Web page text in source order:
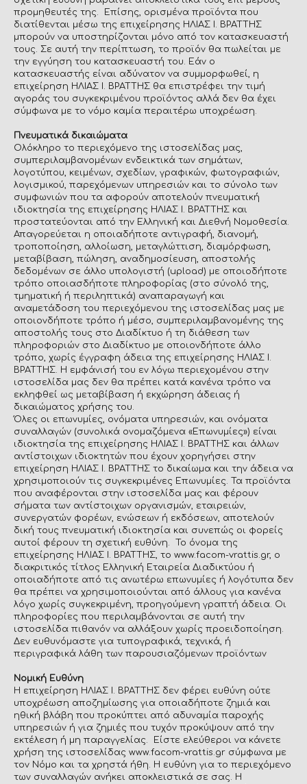
προμηθευτές της. Επίσης, ορισμένα προϊόντα που
διατίθενται μέσω της επιχείρησης ΗΛΙΑΣ Ι. ΒΡΑΤΤΗΣ
μπορούν να υποστηρίζονται μόνο από τον κατασκευαστή
τους. Σε αυτή την περίπτωση, το προϊόν θα πωλείται με
την εγγύηση του κατασκευαστή του. Εάν ο
κατασκευαστής είναι αδύνατον να συμμορφωθεί, η
επιχείρηση ΗΛΙΑΣ Ι. ΒΡΑΤΤΗΣ θα επιστρέφει την τιμή
αγοράς του συγκεκριμένου προϊόντος αλλά δεν θα έχει
σύμφωνα με το νόμο καμία περαιτέρω υποχρέωση.
Πνευματικά δικαιώματα
Ολόκληρο το περιεχόμενο της ιστοσελίδας μας,
συμπεριλαμβανομένων ενδεικτικά των σημάτων,
λογοτύπου, κειμένων, σχεδίων, γραφικών, φωτογραφιών,
λογισμικού, παρεχόμενων υπηρεσιών και το σύνολο των
συμφωνιών που τα αφορούν αποτελούν πνευματική
ιδιοκτησία της επιχείρησης ΗΛΙΑΣ Ι. ΒΡΑΤΤΗΣ και
προστατεύονται από την Ελληνική και Διεθνή Νομοθεσία.
Απαγορεύεται η οποιαδήποτε αντιγραφή, διανομή,
τροποποίηση, αλλοίωση, μεταγλώττιση, διαμόρφωση,
μεταβίβαση, πώληση, αναδημοσίευση, αποστολής
δεδομένων σε άλλο υπολογιστή (upload) με οποιοδήποτε
τρόπο οποιασδήποτε πληροφορίας (στο σύνολό της,
τμηματική ή περιληπτικά) αναπαραγωγή και
αναμετάδοση του περιεχόμενου της ιστοσελίδας μας με
οποιονδήποτε τρόπο ή μέσο, συμπεριλαμβανομένης της
αποστολής τους στο Διαδίκτυο ή τη διάθεση των
πληροφοριών στο Διαδίκτυο με οποιονδήποτε άλλο
τρόπο, χωρίς έγγραφη άδεια της επιχείρησης ΗΛΙΑΣ Ι.
ΒΡΑΤΤΗΣ. Η εμφάνισή του εν λόγω περιεχομένου στην
ιστοσελίδα μας δεν θα πρέπει κατά κανένα τρόπο να
εκληφθεί ως μεταβίβαση ή εκχώρηση άδειας ή
δικαιώματος χρήσης του.
Όλες οι επωνυμίες, ονόματα υπηρεσιών, και ονόματα
συναλλαγών (συνολικά ονομαζόμενα «Επωνυμίες») είναι
ιδιοκτησία της επιχείρησης ΗΛΙΑΣ Ι. ΒΡΑΤΤΗΣ και άλλων
αντίστοιχων ιδιοκτητών που έχουν χορηγήσει στην
επιχείρηση ΗΛΙΑΣ Ι. ΒΡΑΤΤΗΣ το δικαίωμα και την άδεια να
χρησιμοποιούν τις συγκεκριμένες Επωνυμίες. Τα προϊόντα
που αναφέρονται στην ιστοσελίδα μας και φέρουν
σήματα των αντίστοιχων οργανισμών, εταιρειών,
συνεργατών φορέων, ενώσεων ή εκδόσεων, αποτελούν
δική τους πνευματική ιδιοκτησία και συνεπώς οι φορείς
αυτοί φέρουν τη σχετική ευθύνη. Το όνομα της
επιχείρησης ΗΛΙΑΣ Ι. ΒΡΑΤΤΗΣ, το www.facom-vrattis.gr, ο
διακριτικός τίτλος Ελληνική Εταιρεία Διαδικτύου ή
οποιαδήποτε από τις ανωτέρω επωνυμίες ή λογότυπα δεν
θα πρέπει να χρησιμοποιούνται από άλλους για κανένα
λόγο χωρίς συγκεκριμένη, προηγούμενη γραπτή άδεια. Οι
πληροφορίες που περιλαμβάνονται σε αυτή την
ιστοσελίδα πιθανόν να αλλάξουν χωρίς προειδοποίηση.
Δεν ευθυνόμαστε για τυπογραφικά, τεχνικά, ή
περιγραφικά λάθη των παρουσιαζόμενων προϊόντων
Νομική Ευθύνη
Η επιχείρηση ΗΛΙΑΣ Ι. ΒΡΑΤΤΗΣ δεν φέρει ευθύνη ούτε
υποχρέωση αποζημίωσης για οποιαδήποτε ζημιά και
ηθική βλάβη που προκύπτει από αδυναμία παροχής
υπηρεσιών ή για ζημιές που τυχόν προκύψουν από την
εκτέλεση ή μη παραγγελίας. Είστε ελεύθεροι να κάνετε
χρήση της ιστοσελίδας www.facom-vrattis.gr σύμφωνα με
τον Νόμο και τα χρηστά ήθη. Η ευθύνη για το περιεχόμενο
των συναλλαγών ανήκει αποκλειστικά σε σας. Η